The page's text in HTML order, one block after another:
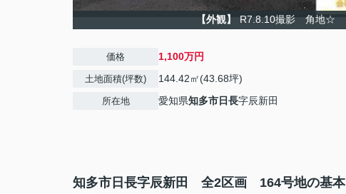
【外観】 R7.8.10撮影 角地☆
価格 1,100万円
土地面積(坪数) 144.42㎡(43.68坪)
所在地 愛知県知多市日長字辰新田
知多市日長字辰新田 全2区画 164号地の基本